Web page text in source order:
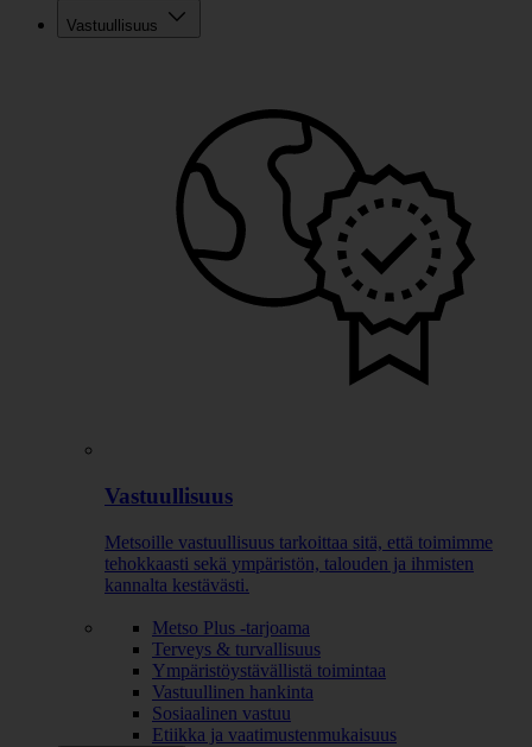
Vastuullisuus
Vastuullisuus
Metsoille vastuullisuus tarkoittaa sitä, että toimimme
tehokkaasti sekä ympäristön, talouden ja ihmisten
kannalta kestävästi.
Metso Plus -tarjoama
Terveys & turvallisuus
Ympäristöystävällistä toimintaa
Vastuullinen hankinta
Sosiaalinen vastuu
Etiikka ja vaatimustenmukaisuus